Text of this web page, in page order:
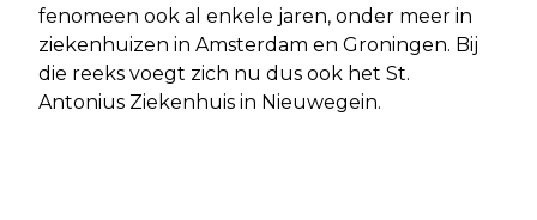
fenomeen ook al enkele jaren, onder meer in
ziekenhuizen in Amsterdam en Groningen. Bij
die reeks voegt zich nu dus ook het St.
Antonius Ziekenhuis in Nieuwegein.